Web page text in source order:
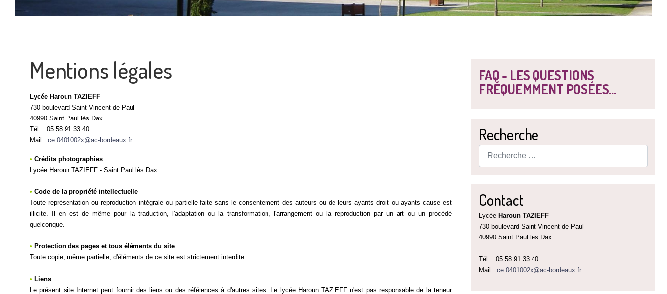
FAQ - LES QUESTIONS
FRÉQUEMMENT POSÉES...
Recherche
Contact
Lycée Haroun TAZIEFF
730 boulevard Saint Vincent de Paul
40990 Saint Paul lès Dax
Tél. : 05.58.91.33.40
Mail : ce.0401002x@ac-bordeaux.fr
Mentions légales
Lycée Haroun TAZIEFF
730 boulevard Saint Vincent de Paul
40990 Saint Paul lès Dax
Tél. : 05.58.91.33.40
Mail : ce.0401002x@ac-bordeaux.fr
• Crédits photographies
Lycée Haroun TAZIEFF - Saint Paul lès Dax
• Code de la propriété intellectuelle
Toute représentation ou reproduction intégrale ou partielle faite sans le consentement des auteurs ou de leurs ayants droit ou ayants cause est
illicite. Il en est de même pour la traduction, l'adaptation ou la transformation, l'arrangement ou la reproduction par un art ou un procédé
quelconque.
• Protection des pages et tous éléments du site
Toute copie, même partielle, d'éléments de ce site est strictement interdite.
• Liens
Le présent site Internet peut fournir des liens ou des références à d'autres sites. Le lycée Haroun TAZIEFF n'est pas responsable de la teneur